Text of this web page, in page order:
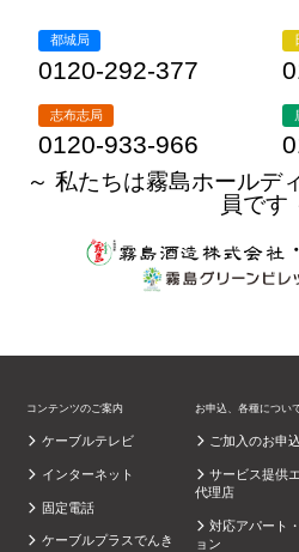
都城局
0120-292-377
志布志局
0120-933-966
～ 私たちは霧島ホールデ
員です
・
コンテンツのご案内
ケーブルテレビ
インターネット
固定電話
ケーブルプラスでんき
お申込、各種につい
ご加入のお申込
サービス提供
代理店
対応アパート
ョン